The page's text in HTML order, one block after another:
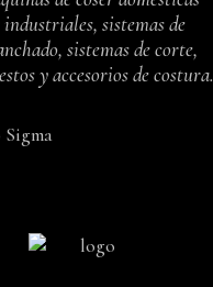
industriales, sistemas de
sistemas de corte,
y accesorios de costura.